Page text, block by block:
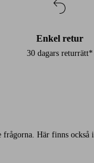
Enkel retur
30 dagars returrätt*
Här finns